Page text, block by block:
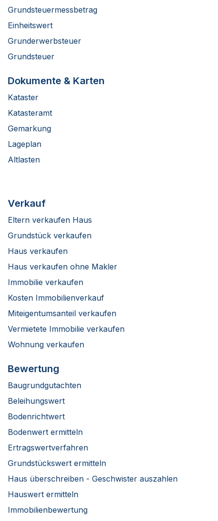
Grundsteuermessbetrag
Einheitswert
Grunderwerbsteuer
Grundsteuer
Dokumente & Karten
Kataster
Katasteramt
Gemarkung
Lageplan
Altlasten
Verkauf
Eltern verkaufen Haus
Grundstück verkaufen
Haus verkaufen
Haus verkaufen ohne Makler
Immobilie verkaufen
Kosten Immobilienverkauf
Miteigentumsanteil verkaufen
Vermietete Immobilie verkaufen
Wohnung verkaufen
Bewertung
Baugrundgutachten
Beleihungswert
Bodenrichtwert
Bodenwert ermitteln
Ertragswertverfahren
Grundstückswert ermitteln
Haus überschreiben - Geschwister auszahlen
Hauswert ermitteln
Immobilienbewertung